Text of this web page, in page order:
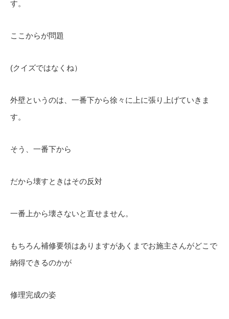
す。
ここからが問題
(クイズではなくね）
外壁というのは、一番下から徐々に上に張り上げていきま
す。
そう、一番下から
だから壊すときはその反対
一番上から壊さないと直せません。
もちろん補修要領はありますがあくまでお施主さんがどこで
納得できるのかが
修理完成の姿